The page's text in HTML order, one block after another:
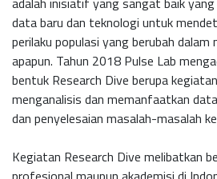
data baru dan teknologi untuk
perilaku populasi yang berubah dalam
apapun. Tahun 2018 Pulse Lab
bentuk Research Dive berupa
menganalisis dan memanfaatkan
dan penyelesaian masalah-masalah
Kegiatan Research Dive melibatkan